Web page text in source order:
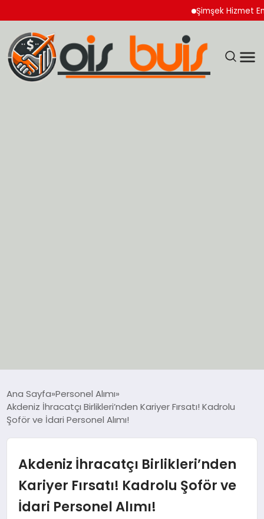
Şimşek Hizmet
EKONOMİ
SPOR
Ana Sayfa Personel Alımı
Akdeniz İhracatçı Birlikleri’nden Kariyer Fırsatı! Kadrolu
Şoför ve İdari Personel Alımı!
Akdeniz İhracatçı Birlikleri’nden
Kariyer Fırsatı! Kadrolu Şoför ve
İdari Personel Alımı!